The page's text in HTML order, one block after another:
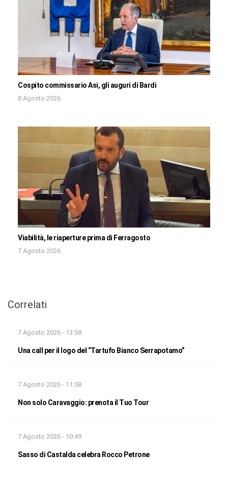
Cospito commissario Asi, gli auguri di Bardi
8 Agosto 2026
Viabilità, le riaperture prima di Ferragosto
7 Agosto 2026
Correlati
7 Agosto 2026 - 13:58
Una call per il logo del “Tartufo Bianco Serrapotamo”
7 Agosto 2026 - 11:58
Non solo Caravaggio: prenota il Tuo Tour
7 Agosto 2026 - 10:49
Sasso di Castalda celebra Rocco Petrone